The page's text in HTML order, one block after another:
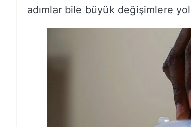
adımlar bile büyük değişimlere